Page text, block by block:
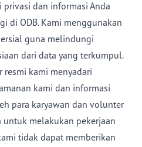
privasi dan informasi Anda
di ODB. Kami menggunakan
guna melindungi
dari data yang terkumpul.
resmi kami menyadari
kami dan informasi
para karyawan dan volunter
untuk melakukan pekerjaan
tidak dapat memberikan